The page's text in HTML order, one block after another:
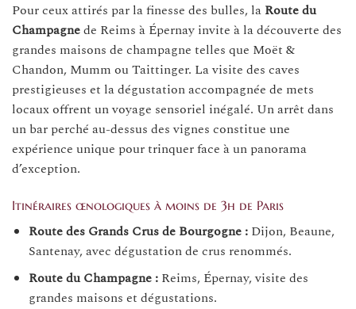
Pour ceux attirés par la finesse des bulles, la Route du
Champagnede Reims à Épernay invite à la découverte des
grandes maisons de champagne telles que Moët &
Chandon, Mumm ou Taittinger. La visite des caves
prestigieuses et la dégustation accompagnée de mets
locaux offrent un voyage sensoriel inégalé. Un arrêt dans
un bar perché au-dessus des vignes constitue une
expérience unique pour trinquer face à un panorama
d’exception.
Itinéraires œnologiques à moins de 3h de Paris
Route des Grands Crus de Bourgogne :Dijon, Beaune,
Santenay, avec dégustation de crus renommés.
Route du Champagne :Reims, Épernay, visite des
grandes maisons et dégustations.